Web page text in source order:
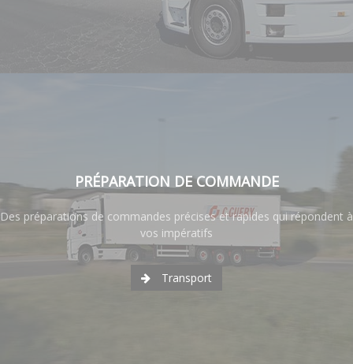
PRÉPARATION DE COMMANDE
Des préparations de commandes précises et rapides qui répondent à
vos impératifs
Transport